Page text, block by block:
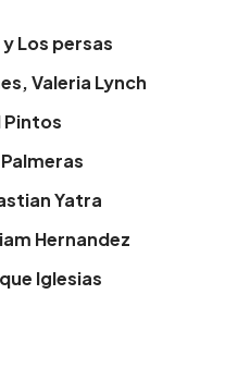
Los persas
Valeria Lynch
Pintos
Yatra
Hernandez
Iglesias